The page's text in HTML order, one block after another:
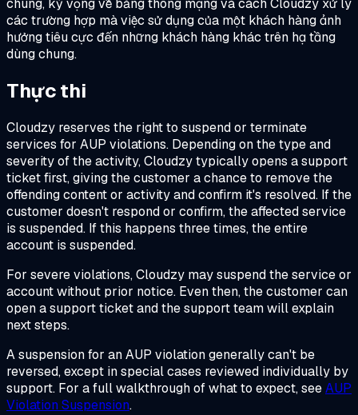
chung, kỳ vọng về băng thông mạng và cách Cloudzy xử lý
các trường hợp mà việc sử dụng của một khách hàng ảnh
hưởng tiêu cực đến những khách hàng khác trên hạ tầng
dùng chung.
Thực thi
Cloudzy reserves the right to suspend or terminate
services for AUP violations. Depending on the type and
severity of the activity, Cloudzy typically opens a support
ticket first, giving the customer a chance to remove the
offending content or activity and confirm it's resolved. If the
customer doesn't respond or confirm, the affected service
is suspended. If this happens three times, the entire
account is suspended.
For severe violations, Cloudzy may suspend the service or
account without prior notice. Even then, the customer can
open a support ticket and the support team will explain
next steps.
A suspension for an AUP violation generally can't be
reversed, except in special cases reviewed individually by
support. For a full walkthrough of what to expect, seeAUP
Violation Suspension.